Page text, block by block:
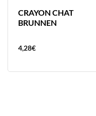
CRAYON CHAT
BRUNNEN
4,28€